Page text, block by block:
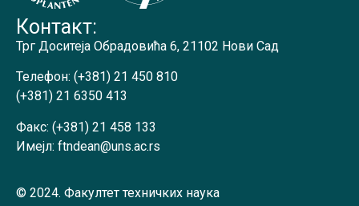
Контакт:
Трг Доситеја Обрадовића 6, 21102 Нови Сад
Телефон: (+381) 21 450 810
(+381) 21 6350 413
Факс: (+381) 21 458 133
Имејл: ftndean@uns.ac.rs
© 2024. Факултет техничких наука